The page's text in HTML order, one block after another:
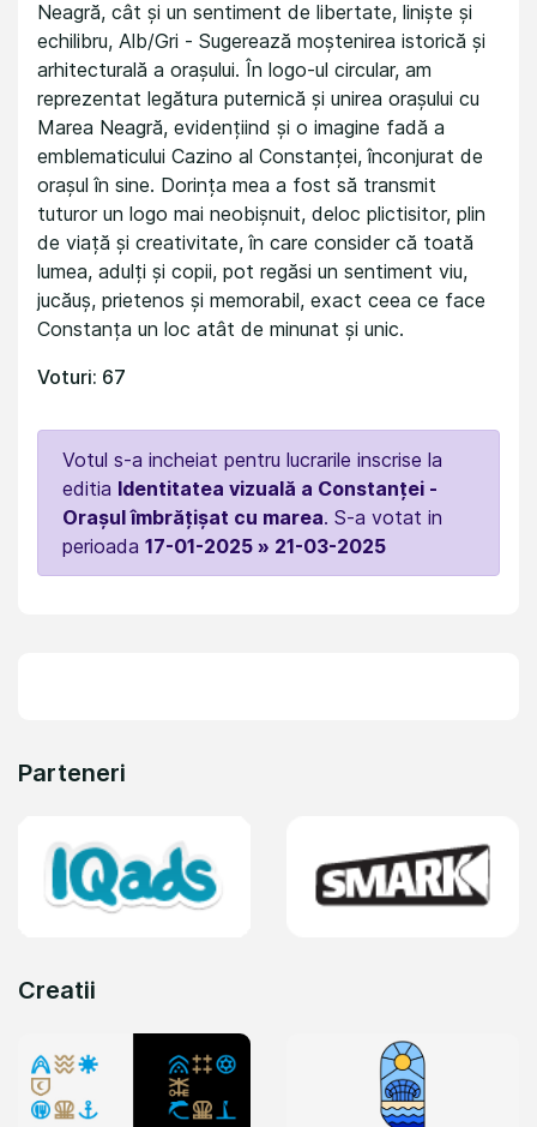
Neagră, cât și un sentiment de libertate, liniște și
echilibru, Alb/Gri - Sugerează moștenirea istorică și
arhitecturală a orașului. În logo-ul circular, am
reprezentat legătura puternică și unirea orașului cu
Marea Neagră, evidențiind și o imagine fadă a
emblematicului Cazino al Constanței, înconjurat de
orașul în sine. Dorința mea a fost să transmit
tuturor un logo mai neobișnuit, deloc plictisitor, plin
de viață și creativitate, în care consider că toată
lumea, adulți și copii, pot regăsi un sentiment viu,
jucăuș, prietenos și memorabil, exact ceea ce face
Constanța un loc atât de minunat și unic.
Voturi: 67
Votul s-a incheiat pentru lucrarile inscrise la
editia Identitatea vizuală a Constanței -
Orașul îmbrățișat cu marea. S-a votat in
perioada 17-01-2025 » 21-03-2025
Parteneri
Creatii